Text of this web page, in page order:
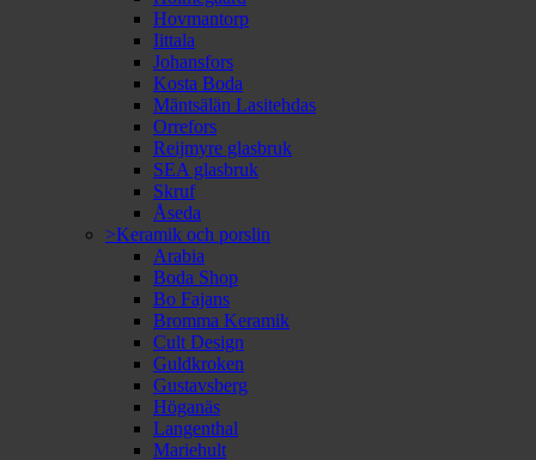
Hovmantorp
Iittala
Johansfors
Kosta Boda
Mäntsälän Lasitehdas
Orrefors
Reijmyre glasbruk
SEA glasbruk
Skruf
Åseda
>Keramik och porslin
Arabia
Boda Shop
Bo Fajans
Bromma Keramik
Cult Design
Guldkroken
Gustavsberg
Höganäs
Langenthal
Mariehult